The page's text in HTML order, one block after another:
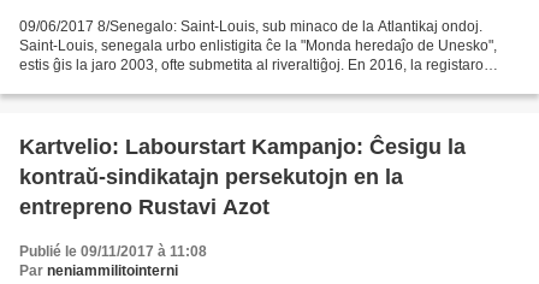
09/06/2017 8/Senegalo: Saint-Louis, sub minaco de la Atlantikaj ondoj.
Saint-Louis, senegala urbo enlistigita ĉe la "Monda heredaĵo de Unesko",
estis ĝis la jaro 2003, ofte submetita al riveraltiĝoj. En 2016, la registaro
Kartvelio: Labourstart Kampanjo: Ĉesigu la
kontraŭ-sindikatajn persekutojn en la
entrepreno Rustavi Azot
Publié le 09/11/2017 à 11:08
Par neniammilitointerni